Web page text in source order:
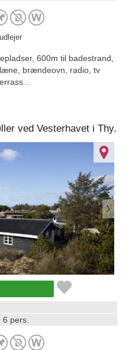
600m til badestrand,
brændeovn, radio, tv
ved Vesterhavet i Thy.
6 pers.